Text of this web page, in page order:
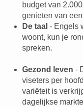
budget van
genieten van
De taal - Engels
woont, kun je
spreken.
Gezond leven -
viseters per
variëteit is
dagelijkse